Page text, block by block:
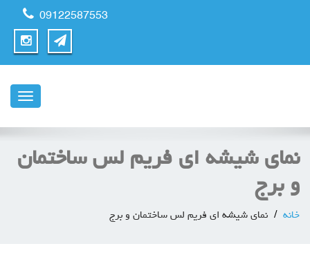
09122587553
ناوبری
نمای شیشه ای فریم لس ساختمان
و برج
خانه نمای شیشه ای فریم لس ساختمان و برج